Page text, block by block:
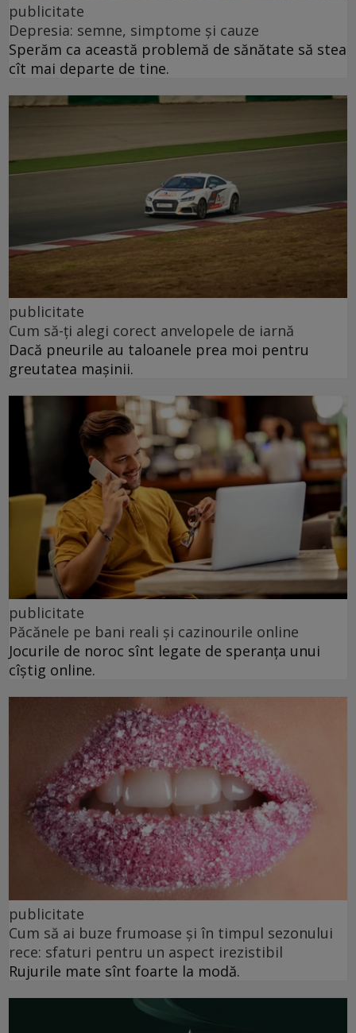
publicitate
Depresia: semne, simptome și cauze
Sperăm ca această problemă de sănătate să stea
cît mai departe de tine.
publicitate
Cum să-ți alegi corect anvelopele de iarnă
Dacă pneurile au taloanele prea moi pentru
greutatea mașinii.
publicitate
Păcănele pe bani reali și cazinourile online
Jocurile de noroc sînt legate de speranța unui
cîștig online.
publicitate
Cum să ai buze frumoase şi în timpul sezonului
rece: sfaturi pentru un aspect irezistibil
Rujurile mate sînt foarte la modă.